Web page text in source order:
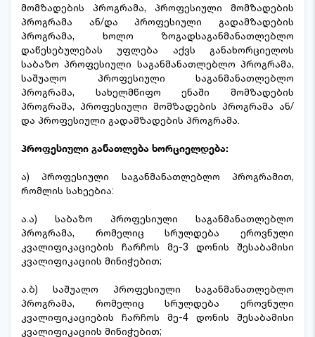
მომზადების პროგრამა, პროფესიული მომზადების
პროგრამა ან/და პროფესიული გადამზადების
პროგრამა, ხოლო ზოგადსაგანმანათლებლო
დაწესებულებას უფლება აქვს განახორციელოს
საბაზო პროფესიული საგანმანათლებლო პროგრამა,
საშუალო პროფესიული საგანმანათლებლო
პროგრამა, სახელმწიფო ენაში მომზადების
პროგრამა, პროფესიული მომზადების პროგრამა ან/
და პროფესიული გადამზადების პროგრამა.
პროფესიული განათლება ხორციელდება:
ა) პროფესიული საგანმანათლებლო პროგრამით,
რომლის სახეებია:
ა.ა) საბაზო პროფესიული საგანმანათლებლო
პროგრამა, რომელიც სრულდება ეროვნული
კვალიფიკაციების ჩარჩოს მე-3 დონის შესაბამისი
კვალიფიკაციის მინიჭებით;
ა.ბ) საშუალო პროფესიული საგანმანათლებლო
პროგრამა, რომელიც სრულდება ეროვნული
კვალიფიკაციების ჩარჩოს მე-4 დონის შესაბამისი
კვალიფიკაციის მინიჭებით;